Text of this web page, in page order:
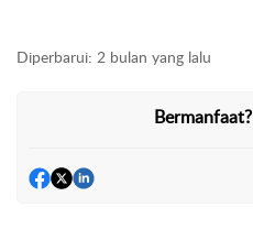
Diperbarui: 2 bulan yang lalu
Bermanfaat?